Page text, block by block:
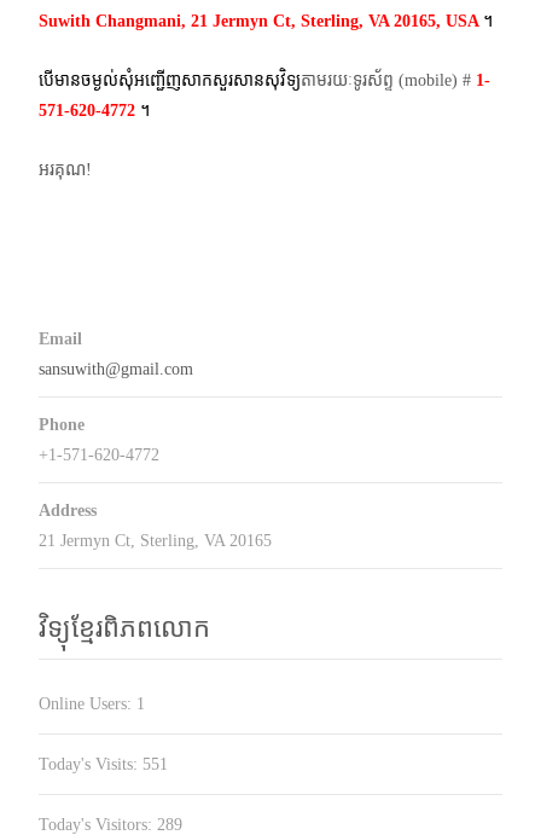
Suwith Changmani, 21 Jermyn Ct, Sterling, VA 20165, USA ។​
បើមានចម្ងល់​សុំអញ្ជើញសាកសួរសានសុវិទ្យតាមរយៈទូរស័ព្ទ​ (mobile)​ # 1-
571-620-4772​ ។
អរគុណ!
Email
sansuwith@gmail.com
Phone
+1-571-620-4772
Address
21 Jermyn Ct, Sterling, VA 20165
វិទ្យុខ្មែរពិភពលោក
Online Users: 1
Today's Visits: 551
Today's Visitors: 289